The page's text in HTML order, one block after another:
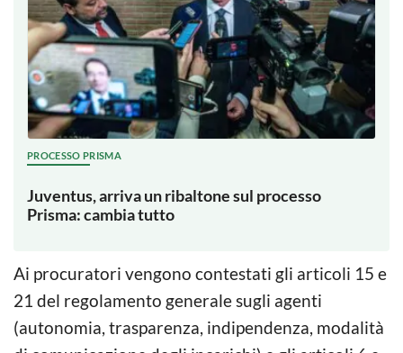
PROCESSO PRISMA
Juventus, arriva un ribaltone sul processo
Prisma: cambia tutto
Ai procuratori vengono contestati gli articoli 15 e
21 del regolamento generale sugli agenti
(autonomia, trasparenza, indipendenza, modalità